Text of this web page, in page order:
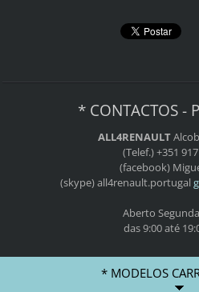
* CONTACTOS -
ALL4RENAULT
(Telef.) +351
(facebook)
(skype) all4renault.portugal
Aberto
das 9:00 até
* MODELOS